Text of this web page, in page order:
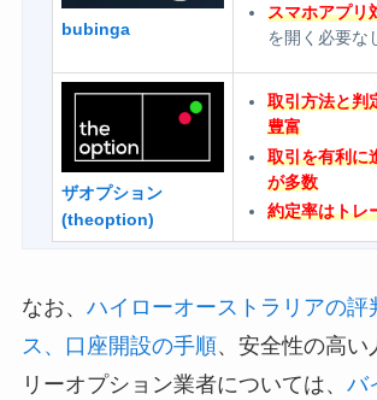
bubinga
スマホアプリ
を開く必要な
ザオプション
(theoption)
取引方法と判
豊富
取引を有利に
が多数
約定率はトレ
なお、 ハイローオーストラリアの評
ス、口座開設の手順、安全性の高い
リーオプション業者については、 バ